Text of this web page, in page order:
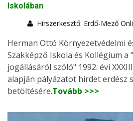
Iskolában
Hírszerkesztő: Erdő-Mező
Herman Ottó Környezetvédelmi
Szakképző Iskola és Kollégium a
jogállásáról szóló" 1992. évi
alapján pályázatot hirdet erdész
betöltésére.Tovább >>>